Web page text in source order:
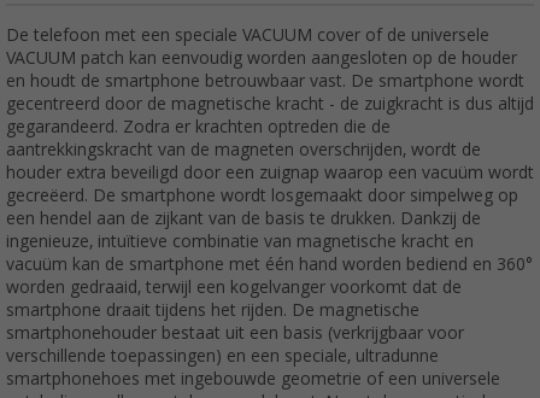
De telefoon met een speciale VACUUM cover of de universele
VACUUM patch kan eenvoudig worden aangesloten op de houder
en houdt de smartphone betrouwbaar vast. De smartphone wordt
gecentreerd door de magnetische kracht - de zuigkracht is dus altijd
gegarandeerd. Zodra er krachten optreden die de
aantrekkingskracht van de magneten overschrijden, wordt de
houder extra beveiligd door een zuignap waarop een vacuüm wordt
gecreëerd. De smartphone wordt losgemaakt door simpelweg op
een hendel aan de zijkant van de basis te drukken. Dankzij de
ingenieuze, intuïtieve combinatie van magnetische kracht en
vacuüm kan de smartphone met één hand worden bediend en 360°
worden gedraaid, terwijl een kogelvanger voorkomt dat de
smartphone draait tijdens het rijden. De magnetische
smartphonehouder bestaat uit een basis (verkrijgbaar voor
verschillende toepassingen) en een speciale, ultradunne
smartphonehoes met ingebouwde geometrie of een universele